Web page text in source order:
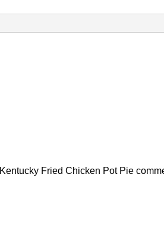
Fried Chicken Pot Pie